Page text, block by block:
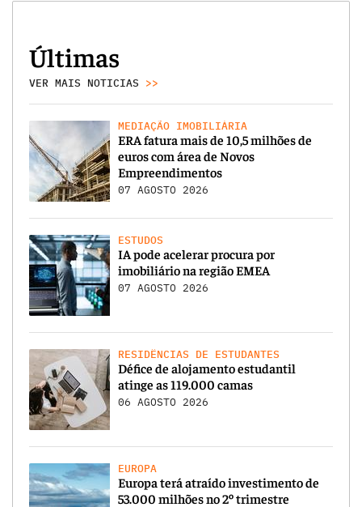
Últimas
VER MAIS NOTICIAS >>
MEDIAÇÃO IMOBILIÁRIA
ERA fatura mais de 10,5 milhões de
euros com área de Novos
Empreendimentos
07 AGOSTO 2026
ESTUDOS
IA pode acelerar procura por
imobiliário na região EMEA
07 AGOSTO 2026
RESIDÊNCIAS DE ESTUDANTES
Défice de alojamento estudantil
atinge as 119.000 camas
06 AGOSTO 2026
EUROPA
Europa terá atraído investimento de
53.000 milhões no 2º trimestre